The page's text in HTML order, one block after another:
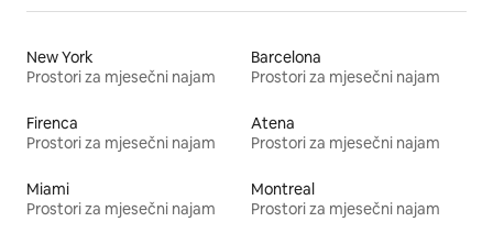
New York
Prostori za mjesečni najam
Barcelona
Prostori za mjesečni najam
Firenca
Prostori za mjesečni najam
Atena
Prostori za mjesečni najam
Miami
Prostori za mjesečni najam
Montreal
Prostori za mjesečni najam